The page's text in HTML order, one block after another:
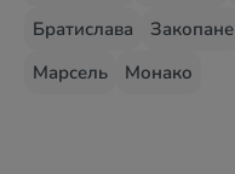
Братислава
Закопане
Марсель
Монако